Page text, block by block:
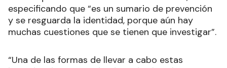
especificando que “es un sumario de prevención
y se resguarda la identidad, porque aún hay
muchas cuestiones que se tienen que investigar”.
“Una de las formas de llevar a cabo estas